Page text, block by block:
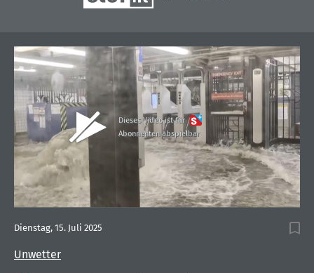
Dieses Video ist für
Abonnenten abspielbar
Unwetter
Dienstag, 15. Juli 2025